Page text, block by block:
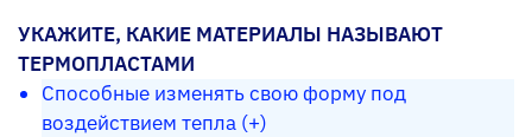
УКАЖИТЕ, КАКИЕ МАТЕРИАЛЫ НАЗЫВАЮТ
ТЕРМОПЛАСТАМИ
Способные изменять свою форму под
воздействием тепла (+)